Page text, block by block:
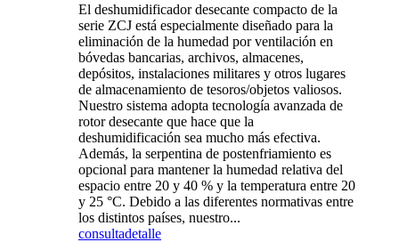
El deshumidificador desecante compacto de la
serie ZCJ está especialmente diseñado para la
eliminación de la humedad por ventilación en
bóvedas bancarias, archivos, almacenes,
depósitos, instalaciones militares y otros lugares
de almacenamiento de tesoros/objetos valiosos.
Nuestro sistema adopta tecnología avanzada de
rotor desecante que hace que la
deshumidificación sea mucho más efectiva.
Además, la serpentina de postenfriamiento es
opcional para mantener la humedad relativa del
espacio entre 20 y 40 % y la temperatura entre 20
y 25 °C. Debido a las diferentes normativas entre
los distintos países, nuestro...
consultadetalle